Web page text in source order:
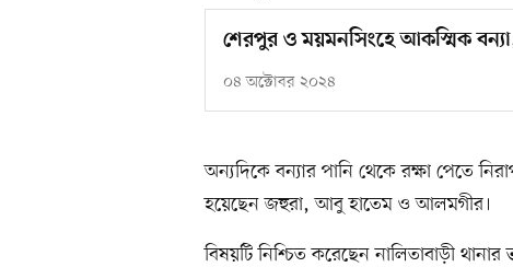
শেরপুর ও ময়মনসিংহে আকস্মিক
০৪ অক্টোবর ২০২৪
অন্যদিকে বন্যার পানি থেকে রক্ষা পেতে
হয়েছেন জহুরা, আবু হাতেম ও আলমগীর।
বিষয়টি নিশ্চিত করেছেন নালিতাবাড়ী